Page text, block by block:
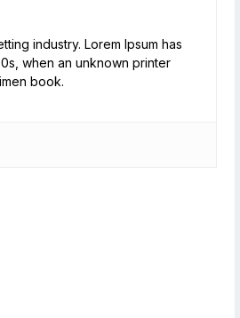
industry. Lorem Ipsum has
when an unknown printer
book.